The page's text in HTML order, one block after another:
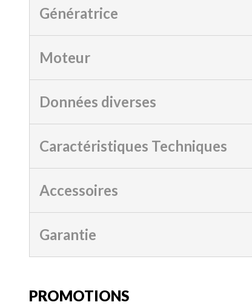
Génératrice
Moteur
Données diverses
Caractéristiques Techniques
Accessoires
Garantie
PROMOTIONS